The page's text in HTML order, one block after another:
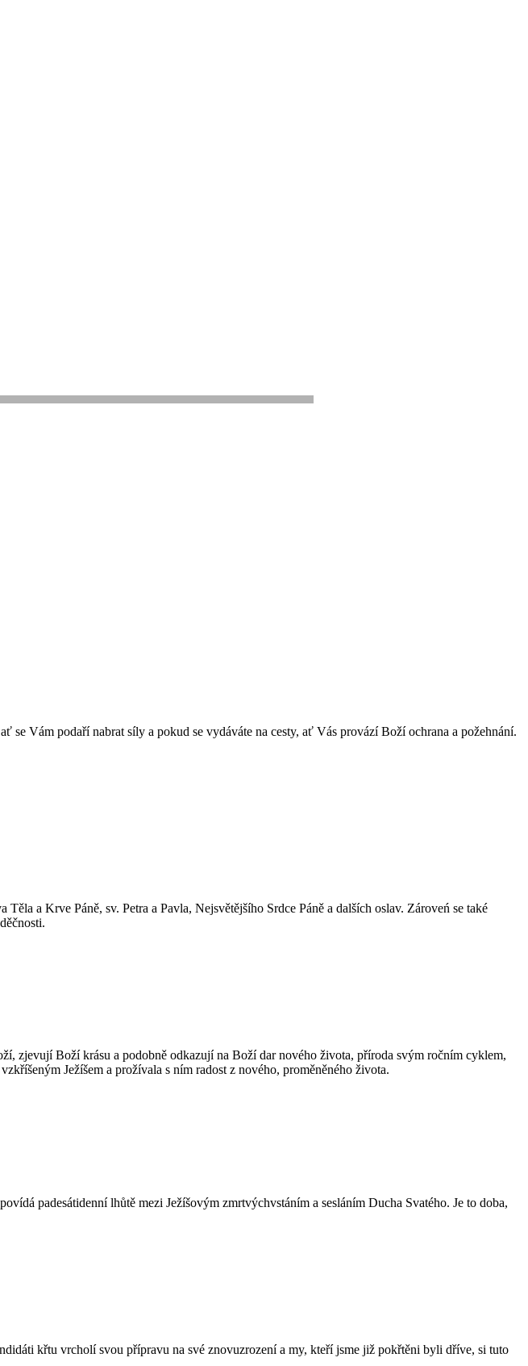
Vám podaří nabrat síly a pokud se vydáváte na cesty, ať Vás provází Boží ochrana a požehnání.
a Krve Páně, sv. Petra a Pavla, Nejsvětějšího Srdce Páně a dalších oslav. Zároveń se také
zjevují Boží krásu a podobně odkazují na Boží dar nového života, příroda svým ročním cyklem,
Ježíšem a prožívala s ním radost z nového, proměněného života.
padesátidenní lhůtě mezi Ježíšovým zmrtvýchvstáním a sesláním Ducha Svatého. Je to doba,
křtu vrcholí svou přípravu na své znovuzrození a my, kteří jsme již pokřtěni byli dříve, si tuto